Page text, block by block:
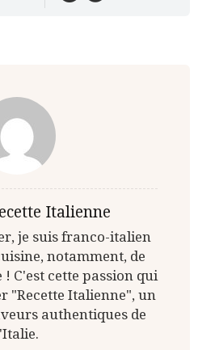
Italienne
je suis franco-italien
notamment, de
C'est cette passion qui
"Recette Italienne", un
authentiques de